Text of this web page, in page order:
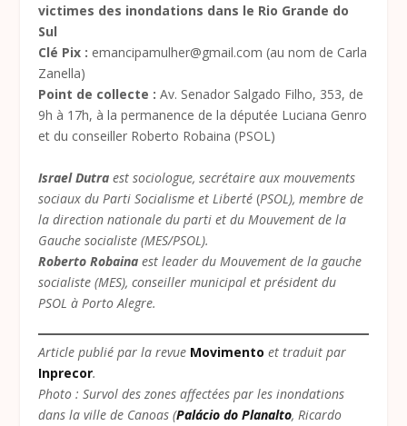
victimes des inondations dans le Rio Grande do
Sul
Clé Pix : emancipamulher@gmail.com (au nom de Carla
Zanella)
Point de collecte : Av. Senador Salgado Filho, 353, de
9h à 17h, à la permanence de la députée Luciana Genro
et du conseiller Roberto Robaina (PSOL)
Israel Dutra est sociologue, secrétaire aux mouvements
sociaux du Parti Socialisme et Liberté (PSOL), membre de
la direction nationale du parti et du Mouvement de la
Gauche socialiste (MES/PSOL).
Roberto Robaina est leader du Mouvement de la gauche
socialiste (MES), conseiller municipal et président du
PSOL à Porto Alegre.
Article publié par la revue Movimento et traduit par
Inprecor.
Photo : Survol des zones affectées par les inondations
dans la ville de Canoas (Palácio do Planalto, Ricardo